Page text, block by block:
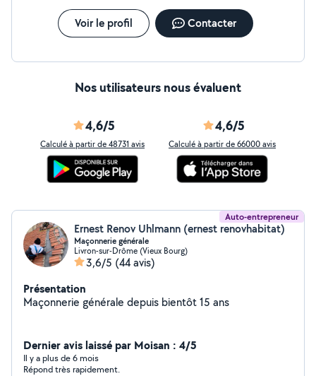
Voir le profil Contacter
Nos utilisateurs nous évaluent
4,6/5
Calculé à partir de 48731 avis
4,6/5
Calculé à partir de 66000 avis
Auto-entrepreneur
Ernest Renov Uhlmann (ernest renovhabitat)
Maçonnerie générale
Livron-sur-Drôme (Vieux Bourg)
3,6/5 (44 avis)
Présentation
Maçonnerie générale depuis bientôt 15 ans
Dernier avis laissé par Moisan : 4/5
Il y a plus de 6 mois
Répond très rapidement.